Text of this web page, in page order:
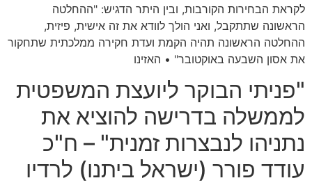
לקראת הבחירות הקורבות, ובין היתר הדגיש: "ההחלטה
הראשונה שתתקבל, ואני הולך לוודא את זה אישית, פיזית,
ההחלטה הראשונה תהיה הקמת ועדת חקירה ממלכתית שתחקור
את אסון השבעה באוקטובר" • האזינו
"פניתי הבוקר ליועצת המשפטית
לממשלה בדרישה להוציא את
נתניהו לנבצרות זמנית" – ח"כ
עודד פורר (ישראל ביתנו) לרדיו